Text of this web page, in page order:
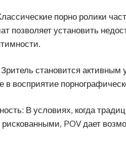
порно ролики
позволяет установить
становится активным
восприятие
В условиях, когда
POV дает